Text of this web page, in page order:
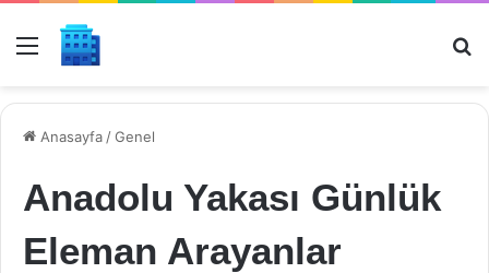
Menü
Anasayfa /Genel
Anadolu Yakası Günlük
Eleman Arayanlar